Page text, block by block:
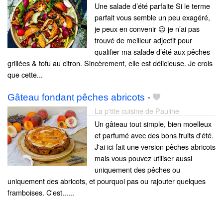
Une salade d’été parfaite Si le terme
parfait vous semble un peu exagéré,
je peux en convenir 😉 je n’ai pas
trouvé de meilleur adjectif pour
qualifier ma salade d’été aux pêches
grillées & tofu au citron. Sincèrement, elle est délicieuse. Je crois
que cette...
Gâteau fondant pêches abricots -
La p'tite cuisine de Pauline
Un gâteau tout simple, bien moelleux
et parfumé avec des bons fruits d'été.
J'ai ici fait une version pêches abricots
mais vous pouvez utiliser aussi
uniquement des pêches ou
uniquement des abricots, et pourquoi pas ou rajouter quelques
framboises. C'est......